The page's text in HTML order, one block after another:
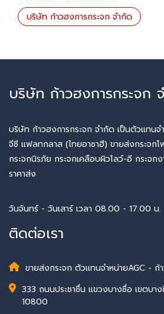
บริษัท ก้าวฮงการกระจก จำกัด
บริษัท ก้าวฮงการกระจก
บริษัท ก้าวฮงการกระจก จำกัด เป็นตัวแทนจ
จีซี แฟลทกลาส (ไทยอาซาฮี) ขายส่งกระจก
กระจกนิรภัย กระจกเคลือบผิวโลว์-อี กระจก
ราคาส่ง
วันจันทร์ - วันเสาร์ เวลา 08.00 - 17.00 น.
ติดต่อเรา
ขายส่งกระจก ตัวแทนจำหน่ายAGC - ก้
333 ถนนประชาชื่น แขวงบางซื่อ เขตบา
10800